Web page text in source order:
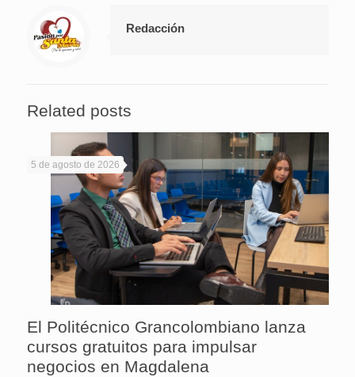
Redacción
Related posts
5 de agosto de 2026
El Politécnico Grancolombiano lanza
cursos gratuitos para impulsar
negocios en Magdalena